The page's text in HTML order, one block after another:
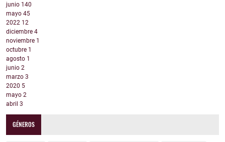
junio 140
mayo 45
2022 12
diciembre 4
noviembre 1
octubre 1
agosto 1
junio 2
marzo 3
2020 5
mayo 2
abril 3
GÉNEROS